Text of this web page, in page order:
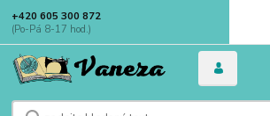
+420 605 300 872
(Po-Pá 8-17 hod.)